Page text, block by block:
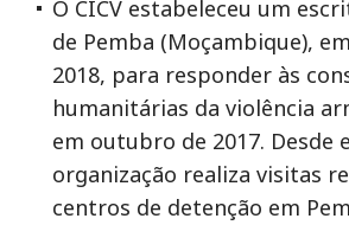
O CICV estabeleceu um
de Pemba (Moçambique),
2018, para responder às
humanitárias da violência
em outubro de 2017. Desde
organização realiza visitas
centros de detenção em